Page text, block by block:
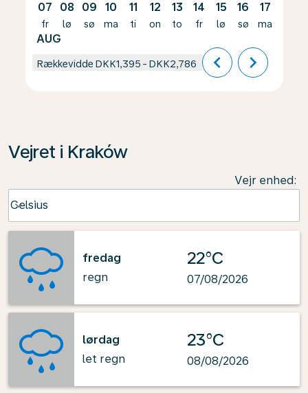
07
fr
AUG
08
lø
09
sø
10
ma
11
ti
12
on
13
to
14
fr
15
lø
16
sø
17
ma
Rækkevidde DKK1,395 - DKK2,786 chevron_left chevron_right
Vejret i Kraków
Vejr enhed:
Celsius
keyboard_arrow_down
fredag
regn
22°C
07/08/2026
lørdag
let regn
23°C
08/08/2026